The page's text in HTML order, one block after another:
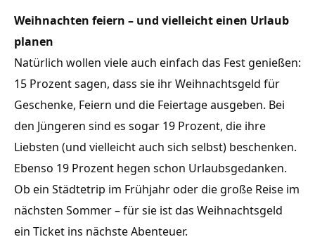
Weihnachten feiern – und vielleicht einen Urlaub
planen
Natürlich wollen viele auch einfach das Fest genießen:
15 Prozent sagen, dass sie ihr Weihnachtsgeld für
Geschenke, Feiern und die Feiertage ausgeben. Bei
den Jüngeren sind es sogar 19 Prozent, die ihre
Liebsten (und vielleicht auch sich selbst) beschenken.
Ebenso 19 Prozent hegen schon Urlaubsgedanken.
Ob ein Städtetrip im Frühjahr oder die große Reise im
nächsten Sommer – für sie ist das Weihnachtsgeld
ein Ticket ins nächste Abenteuer.